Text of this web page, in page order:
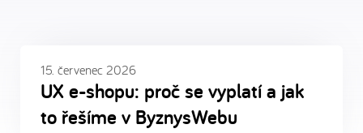
UX e-shopu: proč se vyplatí a jak
to řešíme v ByznysWebu
15. červenec 2026